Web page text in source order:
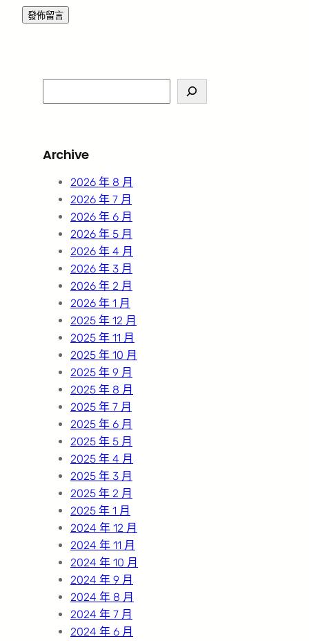
e
c
Archive
2026 年 8 月
2026 年 7 月
2026 年 6 月
2026 年 5 月
2026 年 4 月
2026 年 3 月
2026 年 2 月
2026 年 1 月
2025 年 12 月
2025 年 11 月
2025 年 10 月
2025 年 9 月
2025 年 8 月
2025 年 7 月
2025 年 6 月
2025 年 5 月
2025 年 4 月
2025 年 3 月
2025 年 2 月
2025 年 1 月
2024 年 12 月
2024 年 11 月
2024 年 10 月
2024 年 9 月
2024 年 8 月
2024 年 7 月
2024 年 6 月